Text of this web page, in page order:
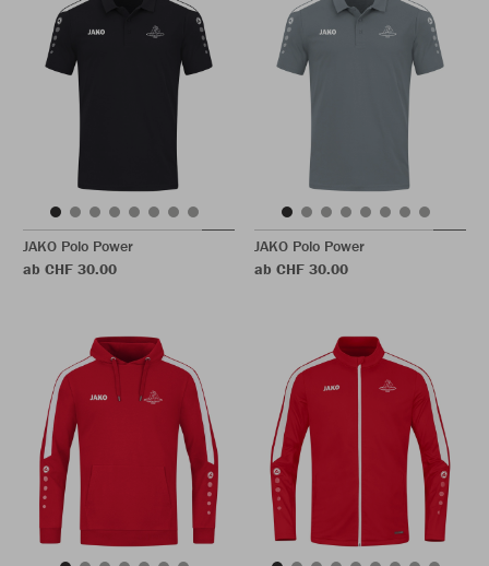
JAKO Polo Power
ab CHF 30.00
JAKO Polo Power
ab CHF 30.00